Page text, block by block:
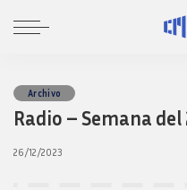
Archivo
Radio – Semana
26/12/2023